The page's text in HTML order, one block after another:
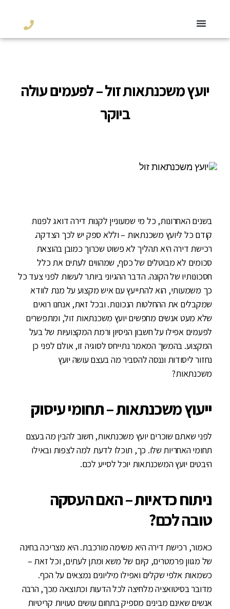
יועץ משכנתאות זול – לפעמים עולה
ביוקר
בשנים האחרונות, כל מי שמעוניין לקנות דירה דואג לפנות
קודם כל ליועץ משכנתאות – וללא ספק יש לכך הצדקה.
רכישת דירה היא תהליך לא פשוט שכרוך כמובן בהוצאת
סכומים לא מבוטלים של כסף, שמהווים לעתים את כלל
חסכונותיו של הקונה. הדבר ההגיוני ביותר לעשות לפני צעד כל
כך משמעותי, הוא להתייעץ עם איש מקצוע על מנת לוודא
שמקבלים את ההחלטות הנכונות. ובכל זאת, אנחנו רואים
שלא מעט אנשים מחפשים יועץ משכנתאות זול, ומתפשרים
לפעמים אפילו על חשבון הניסיון ורמת המקצועיות של בעל
המקצוע. בהמשך המאמר נתייחס לסוגיה זו, אולם לפני כן
נחזור ליסודות וננסה להסביר מה בעצם עושה יועץ
משכנתאות?
ייעוץ משכנתאות – תחומי עיסוק
לפני שאתם שוכרים יועץ משכנתאות, חשוב להבין מה בעצם
תחומי האחריות שלו. כך, תוכלו לדעת למה לצפות ובאילו
היבטים יועץ המשכנתאות יוכל לסייע לכם.
ניתוח כדאיות – האם העסקה
טובה לכם?
כאמור, רכישת דירה היא משימה מורכבת. היא מצריכה בחינה
של מגוון פרמטרים, קיום של משא ומתן לעתים, וכל זאת –
כשמאות אלפי שקלים ואפילו מיליונים נמצאים על הכף.
מדובר בסיטואציה מלחיצה לכל הדעות וכתוצאה מכך, הרבה
אנשים שאינם מבינים מספיק בתחום עושים טעויות קריטיות